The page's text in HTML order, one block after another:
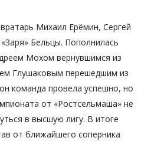
Михаил Ерёмин, Сергей
Бельцы. Пополнилась
Мохом вернувшимся из
Глушаковым перешедшим из
команда провела успешно, но
от «Ростсельмаша» не
в высшую лигу. В итоге
от ближайшего соперника